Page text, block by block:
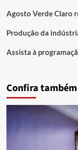
Agosto Verde Claro
Produção da
Assista à
Confira também